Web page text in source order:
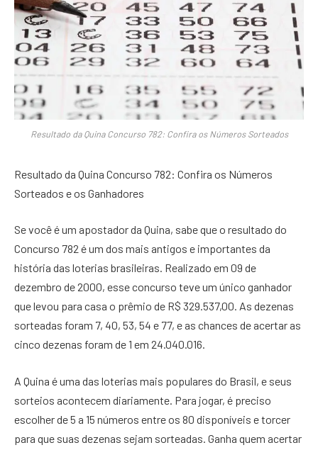
Resultado da Quina Concurso 782: Confira os Números Sorteados
Resultado da Quina Concurso 782: Confira os Números
Sorteados e os Ganhadores
Se você é um apostador da Quina, sabe que o resultado do
Concurso 782 é um dos mais antigos e importantes da
história das loterias brasileiras. Realizado em 09 de
dezembro de 2000, esse concurso teve um único ganhador
que levou para casa o prêmio de R$ 329.537,00. As dezenas
sorteadas foram 7, 40, 53, 54 e 77, e as chances de acertar as
cinco dezenas foram de 1 em 24.040.016.
A Quina é uma das loterias mais populares do Brasil, e seus
sorteios acontecem diariamente. Para jogar, é preciso
escolher de 5 a 15 números entre os 80 disponíveis e torcer
para que suas dezenas sejam sorteadas. Ganha quem acertar